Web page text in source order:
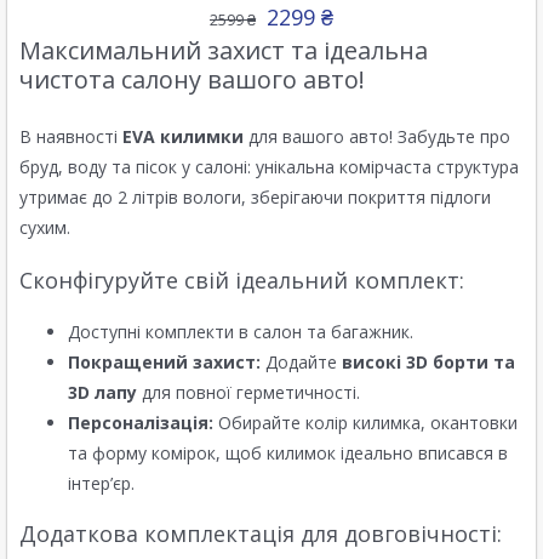
2599₴ 2299 ₴
Максимальний захист та ідеальна
чистота салону вашого авто!
В наявності EVA килимки для вашого авто! Забудьте про
бруд, воду та пісок у салоні: унікальна комірчаста структура
утримає до 2 літрів вологи, зберігаючи покриття підлоги
сухим.
Сконфігуруйте свій ідеальний комплект:
Доступні комплекти в салон та багажник.
Покращений захист: Додайте високі 3D борти та
3D лапу для повної герметичності.
Персоналізація: Обирайте колір килимка, окантовки
та форму комірок, щоб килимок ідеально вписався в
інтер’єр.
Додаткова комплектація для довговічності: